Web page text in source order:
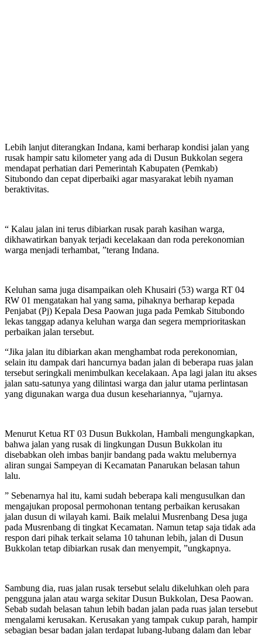
Lebih lanjut diterangkan Indana, kami berharap kondisi jalan yang
rusak hampir satu kilometer yang ada di Dusun Bukkolan segera
mendapat perhatian dari Pemerintah Kabupaten (Pemkab)
Situbondo dan cepat diperbaiki agar masyarakat lebih nyaman
beraktivitas.
“ Kalau jalan ini terus dibiarkan rusak parah kasihan warga,
dikhawatirkan banyak terjadi kecelakaan dan roda perekonomian
warga menjadi terhambat, ”terang Indana.
Keluhan sama juga disampaikan oleh Khusairi (53) warga RT 04
RW 01 mengatakan hal yang sama, pihaknya berharap kepada
Penjabat (Pj) Kepala Desa Paowan juga pada Pemkab Situbondo
lekas tanggap adanya keluhan warga dan segera memprioritaskan
perbaikan jalan tersebut.
“Jika jalan itu dibiarkan akan menghambat roda perekonomian,
selain itu dampak dari hancurnya badan jalan di beberapa ruas jalan
tersebut seringkali menimbulkan kecelakaan. Apa lagi jalan itu akses
jalan satu-satunya yang dilintasi warga dan jalur utama perlintasan
yang digunakan warga dua dusun kesehariannya, ”ujarnya.
Menurut Ketua RT 03 Dusun Bukkolan, Hambali mengungkapkan,
bahwa jalan yang rusak di lingkungan Dusun Bukkolan itu
disebabkan oleh imbas banjir bandang pada waktu melubernya
aliran sungai Sampeyan di Kecamatan Panarukan belasan tahun
lalu.
” Sebenarnya hal itu, kami sudah beberapa kali mengusulkan dan
mengajukan proposal permohonan tentang perbaikan kerusakan
jalan dusun di wilayah kami. Baik melalui Musrenbang Desa juga
pada Musrenbang di tingkat Kecamatan. Namun tetap saja tidak ada
respon dari pihak terkait selama 10 tahunan lebih, jalan di Dusun
Bukkolan tetap dibiarkan rusak dan menyempit, ”ungkapnya.
Sambung dia, ruas jalan rusak tersebut selalu dikeluhkan oleh para
pengguna jalan atau warga sekitar Dusun Bukkolan, Desa Paowan.
Sebab sudah belasan tahun lebih badan jalan pada ruas jalan tersebut
mengalami kerusakan. Kerusakan yang tampak cukup parah, hampir
sebagian besar badan jalan terdapat lubang-lubang dalam dan lebar